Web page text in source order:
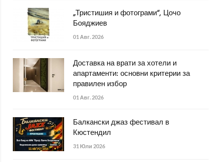
„Тристишия и фотограми“, Цочо
Бояджиев
01 Авг. 2026
Доставка на врати за хотели и
апартаменти: основни критерии за
правилен избор
01 Авг. 2026
Балкански джаз фестивал в
Кюстендил
31 Юли 2026